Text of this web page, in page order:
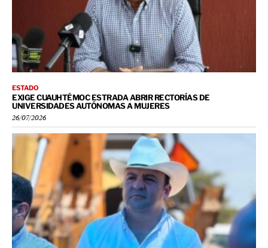
ESTADO
EXIGE CUAUHTÉMOC ESTRADA ABRIR RECTORÍAS DE
UNIVERSIDADES AUTÓNOMAS A MUJERES
26/07/2026